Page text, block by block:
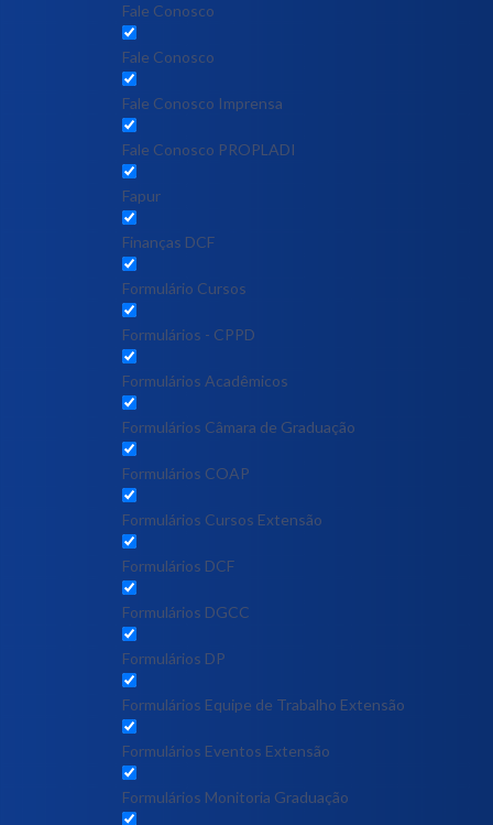
Fale Conosco
Fale Conosco
Fale Conosco Imprensa
Fale Conosco PROPLADI
Fapur
Finanças DCF
Formulário Cursos
Formulários - CPPD
Formulários Acadêmicos
Formulários Câmara de Graduação
Formulários COAP
Formulários Cursos Extensão
Formulários DCF
Formulários DGCC
Formulários DP
Formulários Equipe de Trabalho Extensão
Formulários Eventos Extensão
Formulários Monitoria Graduação